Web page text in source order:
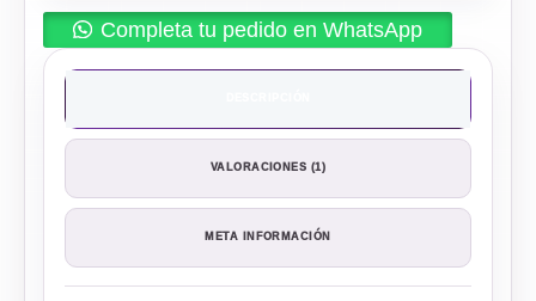
Completa tu pedido en WhatsApp
VALORACIONES (1)
META INFORMACIÓN